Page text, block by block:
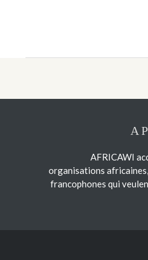
A
AFRICAWI
organisations
francophones qui